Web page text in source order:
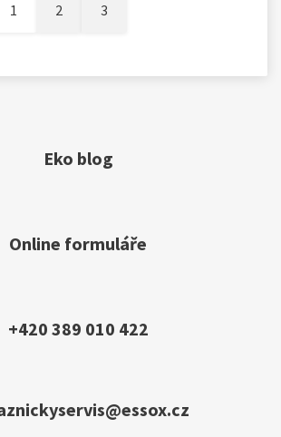
1 2 3
Eko blog
Online formuláře
+420 389 010 422